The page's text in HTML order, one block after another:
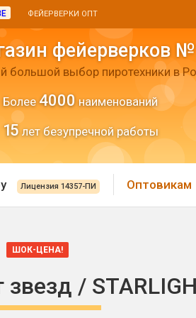
ФЕЙЕРВЕРКИ ОПТ
фейерверков
большой выбор пиротехники в
Более 4000 наименований
15 лет безупречной работы
Римские свечи
Хлопушки и
Маленькие хлопушки
Лицензия 14357-ПИ Оптовикам
ШОК-ЦЕНА!
/